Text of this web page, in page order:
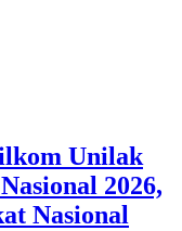
Unilak
2026,
Nasional